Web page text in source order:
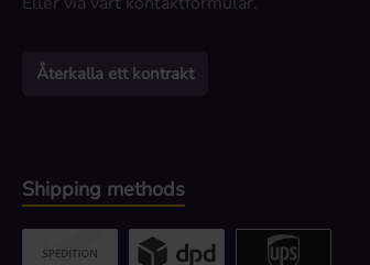
Återkalla ett kontrakt
Shipping methods